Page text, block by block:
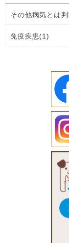
その他病気とは
免疫疾患(1)